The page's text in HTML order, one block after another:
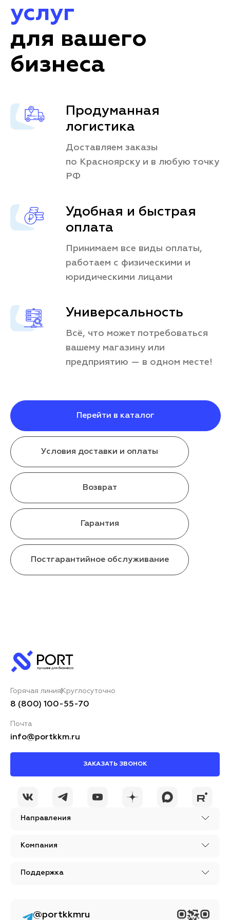
услуг
для вашего
бизнеса
Продуманная
логистика
Доставляем заказы
по Красноярску и в любую точку
РФ
Удобная и быстрая
оплата
Принимаем все виды оплаты,
работаем с физическими и
юридическими лицами
Универсальность
Всё, что может потребоваться
вашему магазину или
предприятию — в одном месте!
Перейти в каталог
Условия доставки и оплаты
Возврат
Гарантия
Постгарантийное обслуживание
Направления
Компания
Поддержка
Горячая линия Круглосуточно
8 (800) 100-55-70
Почта
info@portkkm.ru
ЗАКАЗАТЬ ЗВОНОК
@portkkmru